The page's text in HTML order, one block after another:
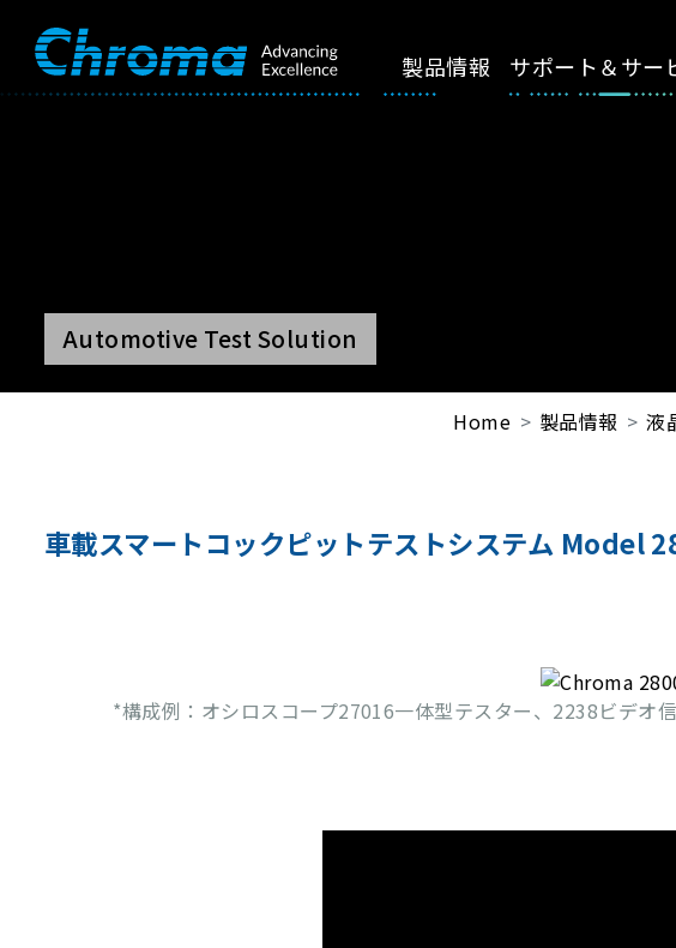
製品情報 サポート＆サー
Automotive Test Solution
Home 製品情報 液
車載スマートコックピットテストシステム Model
*構成例：オシロスコープ27016一体型テスター、2238ビデオ